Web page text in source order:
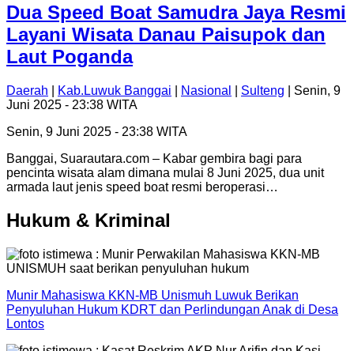
Dua Speed Boat Samudra Jaya Resmi
Layani Wisata Danau Paisupok dan
Laut Poganda
Daerah Kab.Luwuk Banggai Nasional Sulteng | Senin, 9
Juni 2025 - 23:38 WITA
Senin, 9 Juni 2025 - 23:38 WITA
Banggai, Suarautara.com – Kabar gembira bagi para
pencinta wisata alam dimana mulai 8 Juni 2025, dua unit
armada laut jenis speed boat resmi beroperasi…
Hukum & Kriminal
Munir Mahasiswa KKN-MB Unismuh Luwuk Berikan
Penyuluhan Hukum KDRT dan Perlindungan Anak di Desa
Lontos